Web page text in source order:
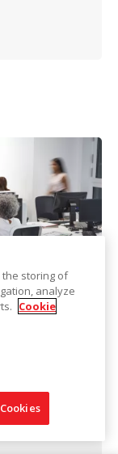
w skaner i
the storing of
analyze
Cookie